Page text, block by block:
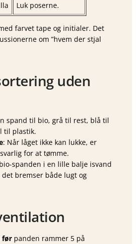
Luk poserne.
farvet tape og initialer. Det
om ”hvem der stjal
uden
spand til bio, grå til rest, blå til
til plastik.
: Når låget ikke kan lukke, er
for at tømme.
spanden i en lille balje isvand
det bremser både lugt og
før panden rammer 5 på